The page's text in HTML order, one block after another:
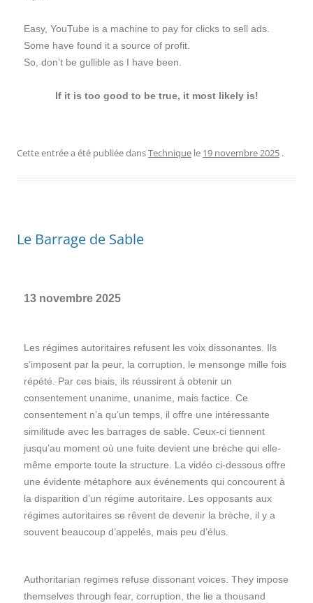
Easy, YouTube is a machine to pay for clicks to sell ads.
Some have found it a source of profit.
So, don’t be gullible as I have been.
If it is too good to be true, it most likely is!
Cette entrée a été publiée dansTechnique le 19 novembre 2025 .
Le Barrage de Sable
13 novembre 2025
Les régimes autoritaires refusent les voix dissonantes. Ils
s’imposent par la peur, la corruption, le mensonge mille fois
répété. Par ces biais, ils réussirent à obtenir un
consentement unanime, unanime, mais factice. Ce
consentement n’a qu’un temps, il offre une intéressante
similitude avec les barrages de sable. Ceux-ci tiennent
jusqu’au moment où une fuite devient une brèche qui elle-
même emporte toute la structure. La vidéo ci-dessous offre
une évidente métaphore aux événements qui concourent à
la disparition d’un régime autoritaire. Les opposants aux
régimes autoritaires se rêvent de devenir la brèche, il y a
souvent beaucoup d’appelés, mais peu d’élus.
Authoritarian regimes refuse dissonant voices. They impose
themselves through fear, corruption, the lie a thousand